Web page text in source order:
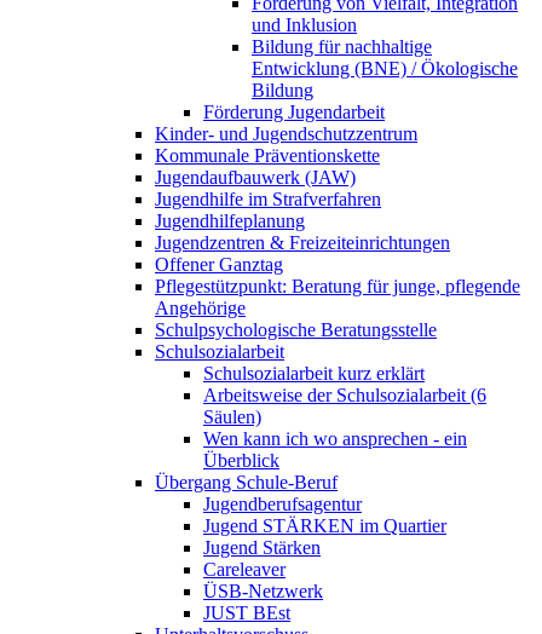
und Inklusion
Bildung für nachhaltige
Entwicklung (BNE) / Ökologische
Bildung
Förderung Jugendarbeit
Kinder- und Jugendschutzzentrum
Kommunale Präventionskette
Jugendaufbauwerk (JAW)
Jugendhilfe im Strafverfahren
Jugendhilfeplanung
Jugendzentren & Freizeiteinrichtungen
Offener Ganztag
Pflegestützpunkt: Beratung für junge, pflegende
Angehörige
Schulpsychologische Beratungsstelle
Schulsozialarbeit
Schulsozialarbeit kurz erklärt
Arbeitsweise der Schulsozialarbeit (6
Säulen)
Wen kann ich wo ansprechen - ein
Überblick
Übergang Schule-Beruf
Jugendberufsagentur
Jugend STÄRKEN im Quartier
Jugend Stärken
Careleaver
ÜSB-Netzwerk
JUST BEst